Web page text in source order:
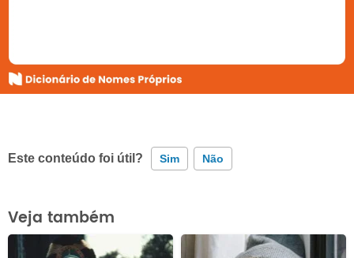
Este conteúdo foi útil? Sim Não
Este conteúdo contém informação incorreta
Este conteúdo não tem a informação que procuro
Veja também